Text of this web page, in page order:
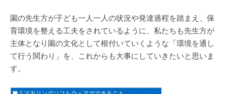
園の先生方が子ども一人一人の状況や発達過程を踏まえ、保
育環境を整える工夫をされているように、私たちも先生方が
主体となり園の文化として根付いていくような「環境を通し
て行う関わり」を、これからも大事にしていきたいと思いま
す。